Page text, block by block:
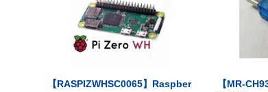
【RASPIZWHSC0065】Raspber
【MR-